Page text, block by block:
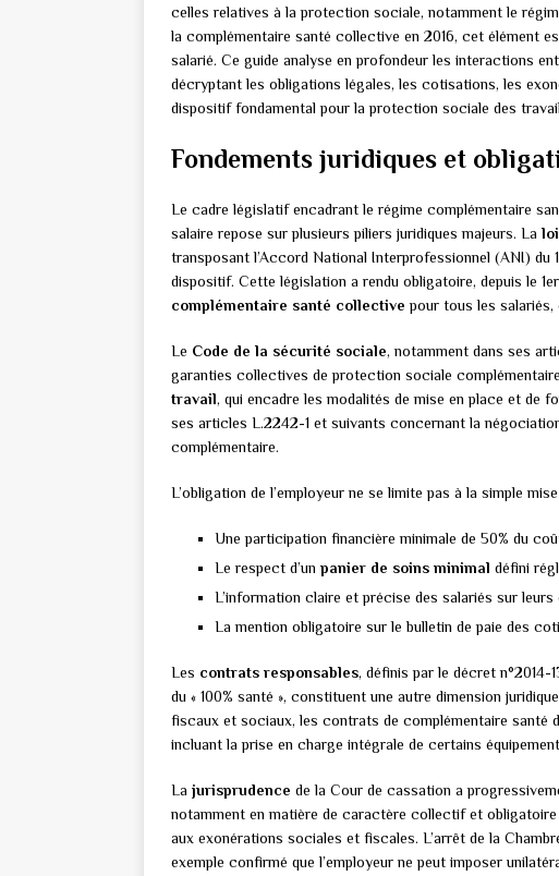
celles relatives à la protection sociale, notamment le
la complémentaire santé collective en 2016, cet élément
salarié. Ce guide analyse en profondeur les interactions
décryptant les obligations légales, les cotisations, les
dispositif fondamental pour la protection sociale des
Fondements juridiques et
Le cadre législatif encadrant le régime complémentaire
salaire repose sur plusieurs piliers juridiques majeurs. La
transposant l’Accord National Interprofessionnel (ANI) du
dispositif. Cette législation a rendu obligatoire, depuis le
complémentaire santé collective pour tous les salariés,
Le Code de la sécurité sociale, notamment dans ses
garanties collectives de protection sociale
travail, qui encadre les modalités de mise en place et de
ses articles L.2242-1 et suivants concernant la
complémentaire.
L’obligation de l’employeur ne se limite pas à la simple
Une participation financière minimale de 50% du
Le respect d’un panier de soins minimal défini
L’information claire et précise des salariés sur leurs
La mention obligatoire sur le bulletin de paie des
Les contrats responsables, définis par le décret n°2014-
du « 100% santé », constituent une autre dimension
fiscaux et sociaux, les contrats de complémentaire santé
incluant la prise en charge intégrale de certains
La jurisprudence de la Cour de cassation a
notamment en matière de caractère collectif et
aux exonérations sociales et fiscales. L’arrêt de la
exemple confirmé que l’employeur ne peut imposer